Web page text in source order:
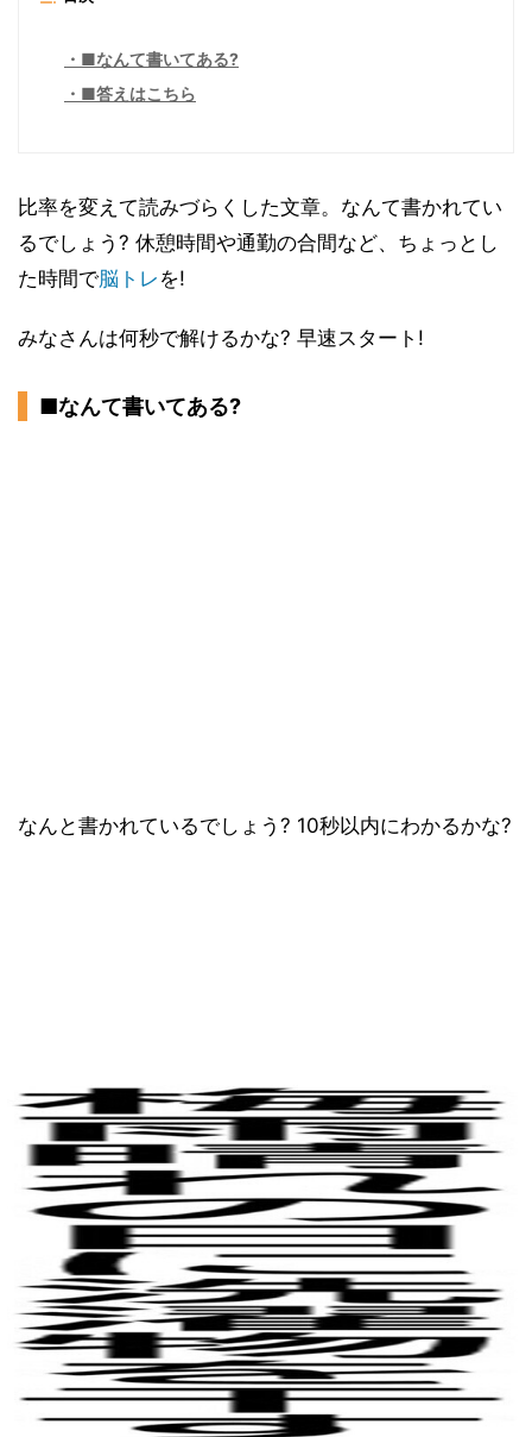
■なんて書いてある?
■答えはこちら
比率を変えて読みづらくした文章。なんて書かれてい
るでしょう? 休憩時間や通勤の合間など、ちょっとし
た時間で脳トレ を!
みなさんは何秒で解けるかな? 早速スタート!
■なんて書いてある?
なんと書かれているでしょう? 10秒以内にわかるかな?